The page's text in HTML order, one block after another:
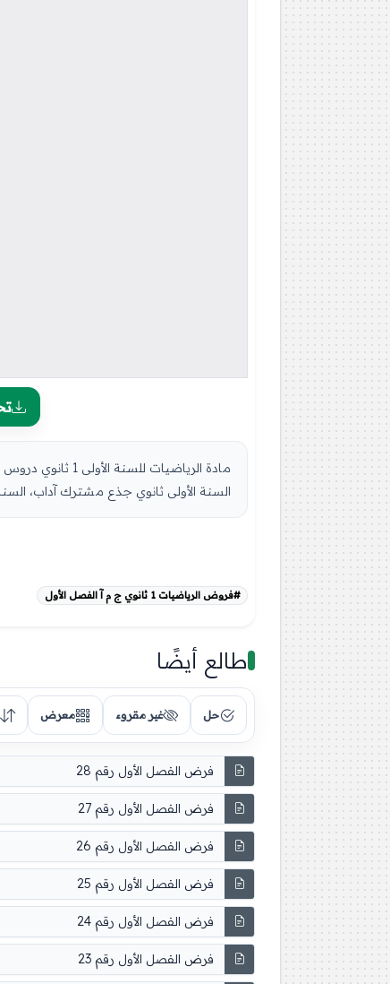
السنة الأولى ثانوي جذع مشترك آداب، السنة
#فروض الرياضيات 1 ثانوي ج م آ الفصل الأول
طالع أيضًا
حل غير مقروء معرض
فرض الفصل الأول رقم 28
فرض الفصل الأول رقم 27
فرض الفصل الأول رقم 26
فرض الفصل الأول رقم 25
فرض الفصل الأول رقم 24
فرض الفصل الأول رقم 23